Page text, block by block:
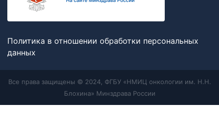
Политика в отношении обработки персональных
данных
Все права защищены © 2024, ФГБУ «НМИЦ онкологии им. Н.Н.
Блохина» Минздрава России